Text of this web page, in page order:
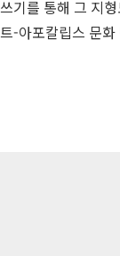
쓰기를 통해 그 지
트-아포칼립스 문